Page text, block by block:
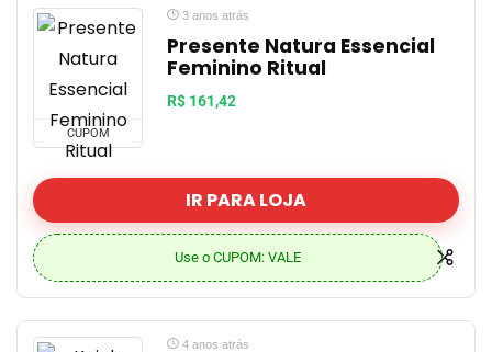
CUPOM
3 anos atrás
Presente Natura Essencial
Feminino Ritual
R$ 161,42
IR PARA LOJA
Use o CUPOM: VALE
4 anos atrás